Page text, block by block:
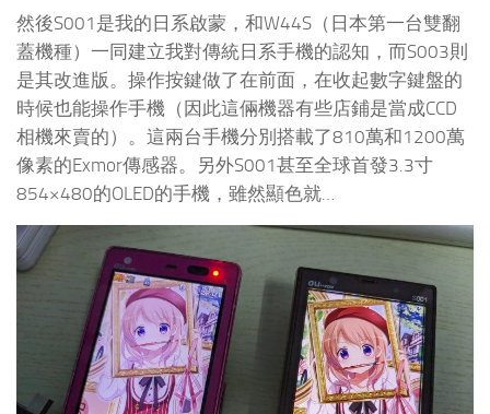
然後S001是我的日系啟蒙，和W44S（日本第一台雙翻
蓋機種）一同建立我對傳統日系手機的認知，而S003則
是其改進版。操作按鍵做了在前面，在收起數字鍵盤的
時候也能操作手機（因此這倆機器有些店鋪是當成CCD
相機來賣的）。這兩台手機分別搭載了810萬和1200萬
像素的Exmor傳感器。另外S001甚至全球首發3.3寸
854×480的OLED的手機，雖然顯色就…